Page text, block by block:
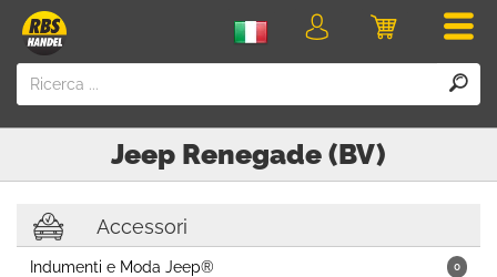
Carrello
login
Jeep Renegade (BV)
Accessori
0
Indumenti e Moda Jeep®